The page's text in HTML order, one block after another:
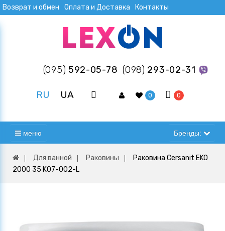
Возврат и обмен Оплата и Доставка Контакты
(095) 592-05-78 (098) 293-02-31
RU UA 0 0
меню Бренды:
Для ванной Раковины
Раковина Cersanit EKO
2000 35 K07-002-L